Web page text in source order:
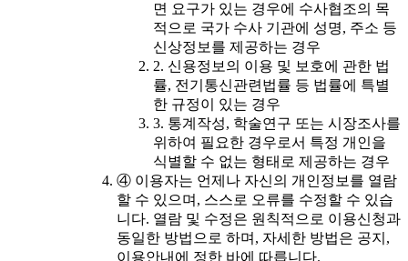
면 요구가 있는 경우에 수사협조의 목
적으로 국가 수사 기관에 성명, 주소 등
신상정보를 제공하는 경우
2. 신용정보의 이용 및 보호에 관한 법
률, 전기통신관련법률 등 법률에 특별
한 규정이 있는 경우
3. 통계작성, 학술연구 또는 시장조사를
위하여 필요한 경우로서 특정 개인을
식별할 수 없는 형태로 제공하는 경우
④ 이용자는 언제나 자신의 개인정보를 열람
할 수 있으며, 스스로 오류를 수정할 수 있습
니다. 열람 및 수정은 원칙적으로 이용신청과
동일한 방법으로 하며, 자세한 방법은 공지,
이용안내에 정한 바에 따릅니다.